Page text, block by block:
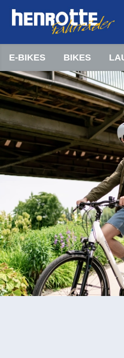
E-BIKES BIKES